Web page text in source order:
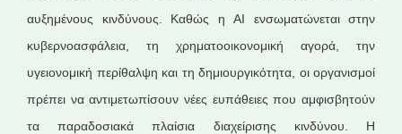
αυξημένους κινδύνους. Καθώς η AI ενσωματώνεται στην
κυβερνοασφάλεια, τη χρηματοοικονομική αγορά, την
υγειονομική περίθαλψη και τη δημιουργικότητα, οι οργανισμοί
πρέπει να αντιμετωπίσουν νέες ευπάθειες που αμφισβητούν
τα παραδοσιακά πλαίσια διαχείρισης κινδύνου. Η